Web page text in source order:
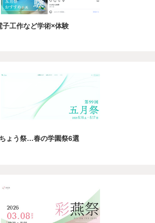
工作など学術×体験
ょう祭…春の学園祭6選